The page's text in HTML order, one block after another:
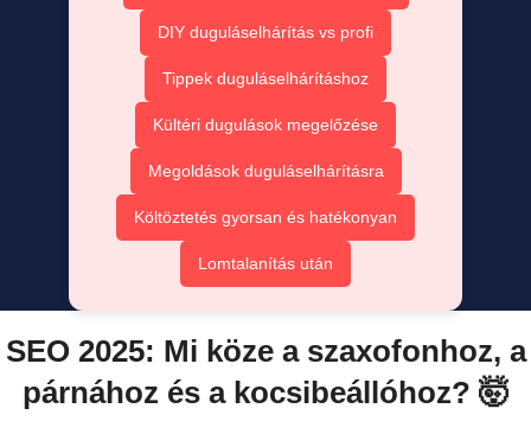
DIY duguláselhárítás vs profi
Tippek duguláselhárításhoz
Kültéri dugulások megelőzése
Megoldások duguláselhárításra
Költöztetés gyorsan és hatékonyan
Lomtalanítás után
SEO 2025: Mi köze a szaxofonhoz, a
párnához és a kocsibeállóhoz? 🤯